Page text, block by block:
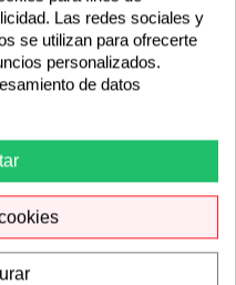
keyboard_arrow_down
Las redes sociales y
se utilizan para ofrecerte
personalizados.
de datos